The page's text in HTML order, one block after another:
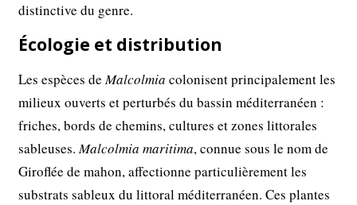
distinctive du genre.
Écologie et distribution
Les espèces deMalcolmia colonisent principalement les
milieux ouverts et perturbés du bassin méditerranéen :
friches, bords de chemins, cultures et zones littorales
sableuses.Malcolmia maritima, connue sous le nom de
Giroflée de mahon, affectionne particulièrement les
substrats sableux du littoral méditerranéen. Ces plantes